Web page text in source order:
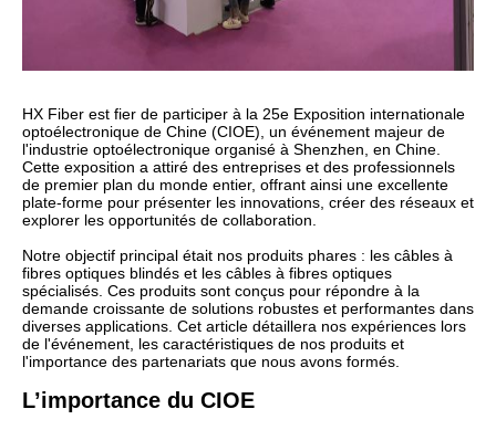
HX Fiber est fier de participer à la 25e Exposition internationale
optoélectronique de Chine (CIOE), un événement majeur de
l'industrie optoélectronique organisé à Shenzhen, en Chine.
Cette exposition a attiré des entreprises et des professionnels
de premier plan du monde entier, offrant ainsi une excellente
plate-forme pour présenter les innovations, créer des réseaux et
explorer les opportunités de collaboration.
Notre objectif principal était nos produits phares : les câbles à
fibres optiques blindés et les câbles à fibres optiques
spécialisés. Ces produits sont conçus pour répondre à la
demande croissante de solutions robustes et performantes dans
diverses applications. Cet article détaillera nos expériences lors
de l'événement, les caractéristiques de nos produits et
l'importance des partenariats que nous avons formés.
L’importance du CIOE